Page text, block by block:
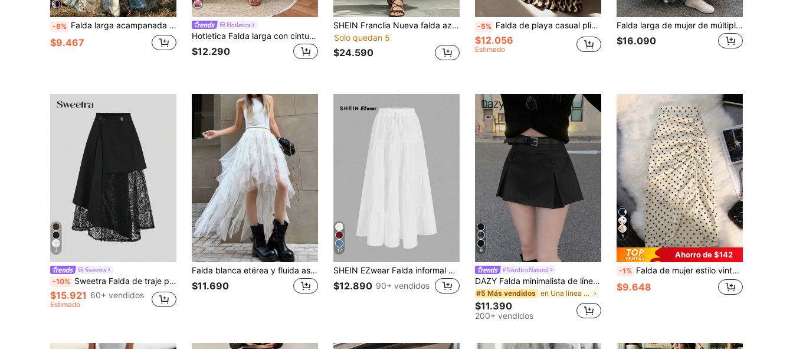
-8% Falda larga acampanada de mujer de tela tejida sin elasticidad, estilo bohemio con patchwork, para vacaciones de verano
$9.467
Hotletica
Hotletica Falda larga con cintura de cordón y decoración de flecos en estilo A-line para mujer
$12.290
SHEIN Franclia Nueva falda azul semitransparente de verano para mujer
Solo quedan 5
$24.590
-5% Falda de playa casual plisada con cintura elástica y estampado de leopardo, falda casual plisada línea A para mujer en otoño, para ir al trabajo/cita/fiesta/vacaciones de verano
$12.056
Estimado
Falda larga de mujer de múltiples capas con estampado de teñido anudado, cintura elástica, elegante y estilizadora para vacaciones de primavera
$16.090
4
Sweetra
-10% Sweetra Falda de traje para asimétrica con patchwork de encaje calado, falda de longitud media con efecto adelgazante, primavera/verano
$15.921 60+ vendidos
Estimado
Falda blanca etérea y fluida asimétrica para mujer, nueva llegada primavera/verano 2026, falda larga elegante de estilo premium para vacaciones
$11.690
17
SHEIN EZwear Falda informal de verano con volantes multicapa en el bajo, adecuada para vacaciones
$12.890 90+ vendidos
9
#NórdicoNatural
DAZY Falda minimalista de línea A con pliegues de unicolor casual para mujer, uso diario, ocio y escuela
#5 Más vendidos en Una línea Faldas De Mujer
$11.390
200+ vendidos
5
Ahorro de $142
-1% Falda de mujer estilo vintage elegante y suave para primavera/verano con abertura lateral fruncida, tela drapeada con fondo color albaricoque y patrón de lunares negros, adecuada para citas, cenas, vacaciones en la playa, té de la tarde, visitas a tiendas, salidas diarias, desplazamientos, compras, reuniones casuales, fotografía de viajes
$9.648